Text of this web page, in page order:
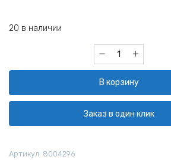
20 в наличии
Количество
товара
основной
для
турбоблока
КЕДР
В корзину
Заказ в один клик
Артикул: 8004296